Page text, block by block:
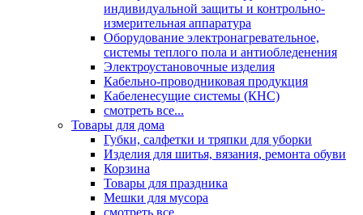
индивидуальной защиты и контрольно-
измерительная аппаратура
Оборудование электронагревательное,
системы теплого пола и антиобледенения
Электроустановочные изделия
Кабельно-проводниковая продукция
Кабеленесущие системы (КНС)
смотреть все...
Товары для дома
Губки, салфетки и тряпки для уборки
Изделия для шитья, вязания, ремонта обуви
Корзина
Товары для праздника
Мешки для мусора
смотреть все...